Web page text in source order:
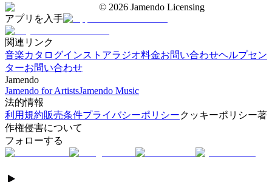
© 2026 Jamendo Licensing
アプリを入手
関連リンク
音楽カタログインストアラジオ料金お問い合わせヘルプセン
ターお問い合わせ
Jamendo
Jamendo for ArtistsJamendo Music
法的情報
利用規約販売条件プライバシーポリシークッキーポリシー著
作権侵害について
フォローする